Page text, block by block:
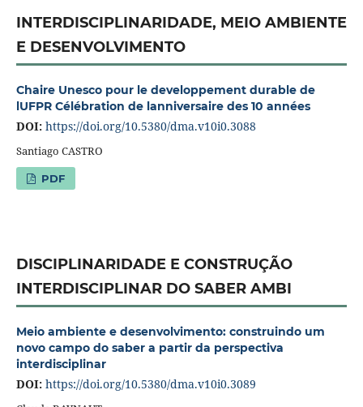
INTERDISCIPLINARIDADE, MEIO AMBIENTE
E DESENVOLVIMENTO
Chaire Unesco pour le developpement durable de
lUFPR Célébration de lanniversaire des 10 années
DOI: https://doi.org/10.5380/dma.v10i0.3088
Santiago CASTRO
PDF
DISCIPLINARIDADE E CONSTRUÇÃO
INTERDISCIPLINAR DO SABER AMBI
Meio ambiente e desenvolvimento: construindo um
novo campo do saber a partir da perspectiva
interdisciplinar
DOI: https://doi.org/10.5380/dma.v10i0.3089